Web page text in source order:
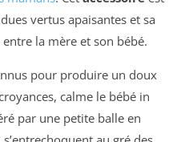
vertus apaisantes et sa
la mère et son bébé.
pour produire un doux
calme le bébé in
par une petite balle en